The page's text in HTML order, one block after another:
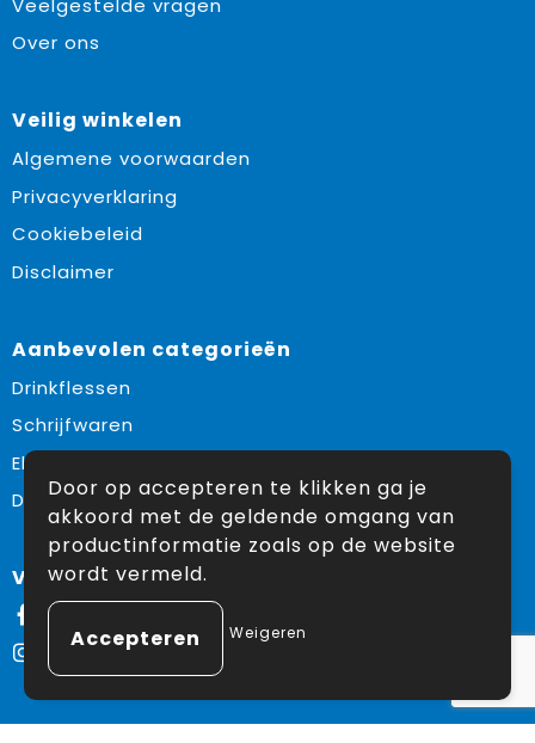
Veelgestelde vragen
Over ons
Veilig winkelen
Algemene voorwaarden
Privacyverklaring
Cookiebeleid
Disclaimer
Aanbevolen categorieën
Drinkflessen
Schrijfwaren
Elektronica en Gadgets
Draagtassen
Volg ons op:
Facebook
Instagram
Door op accepteren te klikken ga je
akkoord met de geldende omgang van
productinformatie zoals op de website
wordt vermeld.
Weigeren